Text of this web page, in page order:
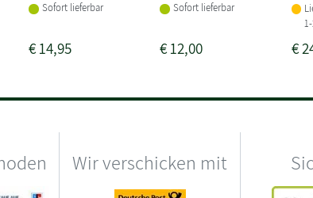
Sofort lieferbar
€14,95
Sofort lieferbar
€12,00 €
Wir verschicken mit